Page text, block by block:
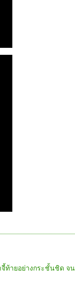
ท้ายอย่างกระชั้นชิด จน